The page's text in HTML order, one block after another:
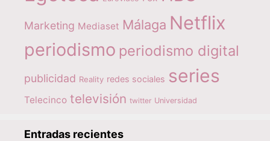
Marketing Mediaset Málaga Netflix
periodismo periodismo digital
publicidad Reality redes sociales series
Telecinco televisión twitter Universidad
Entradas recientes